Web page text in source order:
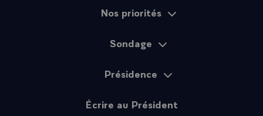
Nos priorités
Sondage
Présidence
Écrire au Président